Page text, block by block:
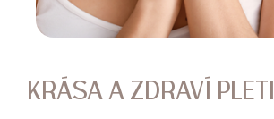
KRÁSA A ZDRAVÍ PLETI